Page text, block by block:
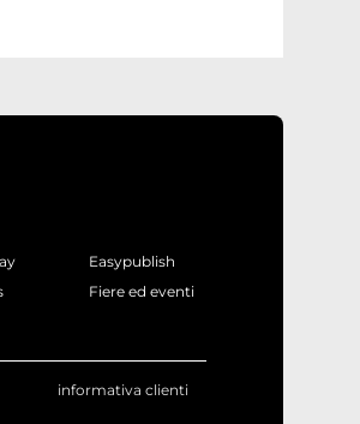
Easypublish
Fiere ed eventi
informativa clienti